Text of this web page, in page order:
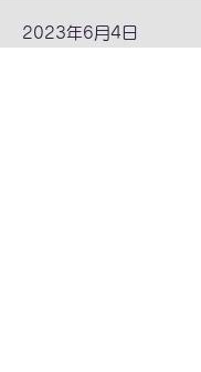
2023年6月4日